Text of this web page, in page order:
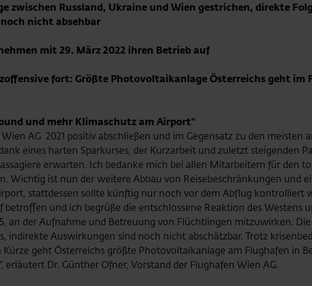
zwischen Russland, Ukraine und Wien gestrichen, direkte
nicht absehbar
mit 29. März 2022 ihren Betrieb auf
fort: Größte Photovoltaikanlage Österreichs geht im
und mehr Klimaschutz am Airport“
AG 2021 positiv abschließen und im Gegensatz zu den meisten
eines harten Sparkurses, der Kurzarbeit und zuletzt steigenden
erwarten. Ich bedanke mich bei allen Mitarbeitern für den
Wichtig ist nun der weitere Abbau von Reisebeschränkungen und
stattdessen sollte künftig nur noch vor dem Abflug kontrolliert
betroffen und ich begrüße die entschlossene Reaktion des Westens
an der Aufnahme und Betreuung von Flüchtlingen mitzuwirken.
indirekte Auswirkungen sind noch nicht abschätzbar. Trotz
geht Österreichs größte Photovoltaikanlage am Flughafen in
erläutert Dr. Günther Ofner, Vorstand der Flughafen Wien AG.